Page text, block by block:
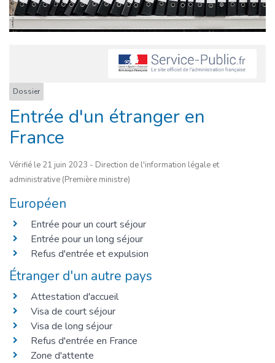
Dossier
Entrée d'un étranger en
France
Vérifié le 21 juin 2023 - Direction de l'information légale et
administrative (Première ministre)
Européen
Entrée pour un court séjour
Entrée pour un long séjour
Refus d'entrée et expulsion
Étranger d'un autre pays
Attestation d'accueil
Visa de court séjour
Visa de long séjour
Refus d'entrée en France
Zone d'attente